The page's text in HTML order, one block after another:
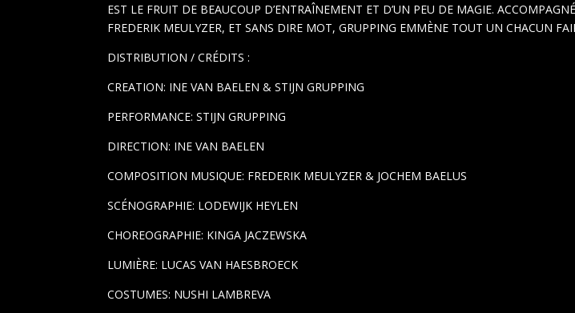
EST LE FRUIT DE BEAUCOUP D’ENTRAÎNEMENT ET D’UN PEU DE MAGIE.
FREDERIK MEULYZER, ET SANS DIRE MOT, GRUPPING EMMÈNE TOUT UN CHACUN
DISTRIBUTION / CRÉDITS :
CREATION: INE VAN BAELEN & STIJN GRUPPING
PERFORMANCE: STIJN GRUPPING
DIRECTION: INE VAN BAELEN
COMPOSITION MUSIQUE: FREDERIK MEULYZER & JOCHEM BAELUS
SCÉNOGRAPHIE: LODEWIJK HEYLEN
CHOREOGRAPHIE: KINGA JACZEWSKA
LUMIÈRE: LUCAS VAN HAESBROECK
COSTUMES: NUSHI LAMBREVA